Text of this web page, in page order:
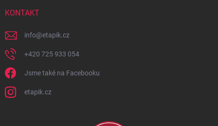
KONTAKT
info@etapik.cz
+420 725 933 054
Jsme také na Facebooku
etapik.cz